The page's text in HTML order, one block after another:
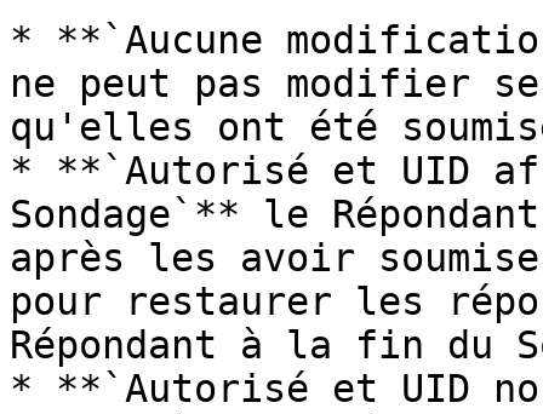
* **`Aucune
ne peut pas modifier
qu'elles ont été
* **`Autorisé et UID
Sondage`** le
après les avoir
pour restaurer les
Répondant à la fin du
* **`Autorisé et UID